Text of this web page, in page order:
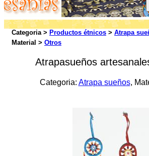
Categoria > Productos étnicos > Atrapa
Material > Otros
Atrapasueños
Categoria: Atrapa sueños,